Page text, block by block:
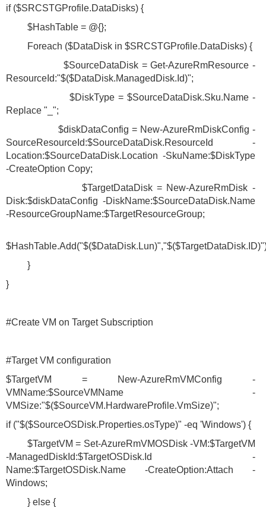
if ($SRCSTGProfile.DataDisks) {
$HashTable = @{};
Foreach ($DataDisk in $SRCSTGProfile.DataDisks) {
$SourceDataDisk = Get-AzureRmResource -
ResourceId:"$($DataDisk.ManagedDisk.Id)";
$DiskType = $SourceDataDisk.Sku.Name -
Replace "_";
$diskDataConfig = New-AzureRmDiskConfig -
SourceResourceId:$SourceDataDisk.ResourceId -
Location:$SourceDataDisk.Location -SkuName:$DiskType
-CreateOption Copy;
$TargetDataDisk = New-AzureRmDisk -
Disk:$diskDataConfig -DiskName:$SourceDataDisk.Name
-ResourceGroupName:$TargetResourceGroup;
}
}
#Create VM on Target Subscription
#Target VM configuration
$TargetVM = New-AzureRmVMConfig -
VMName:$SourceVMName -
VMSize:"$($SourceVM.HardwareProfile.VmSize)";
if ("$($SourceOSDisk.Properties.osType)" -eq 'Windows') {
$TargetVM = Set-AzureRmVMOSDisk -VM:$TargetVM
-ManagedDiskId:$TargetOSDisk.Id -
Name:$TargetOSDisk.Name -CreateOption:Attach -
Windows;
} else {